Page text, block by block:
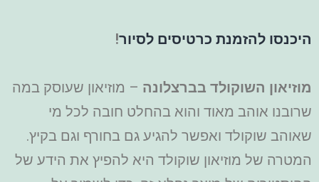
היכנסו להזמנת כרטיסים לסיור!
מוזיאון השוקולד בברצלונה – מוזיאון שעוסק במה
שרובנו אוהב מאוד והוא בהחלט חובה לכל מי
שאוהב שוקולד ואפשר להגיע גם בחורף וגם בקיץ.
המטרה של מוזיאון שוקולד היא להפיץ את הידע של